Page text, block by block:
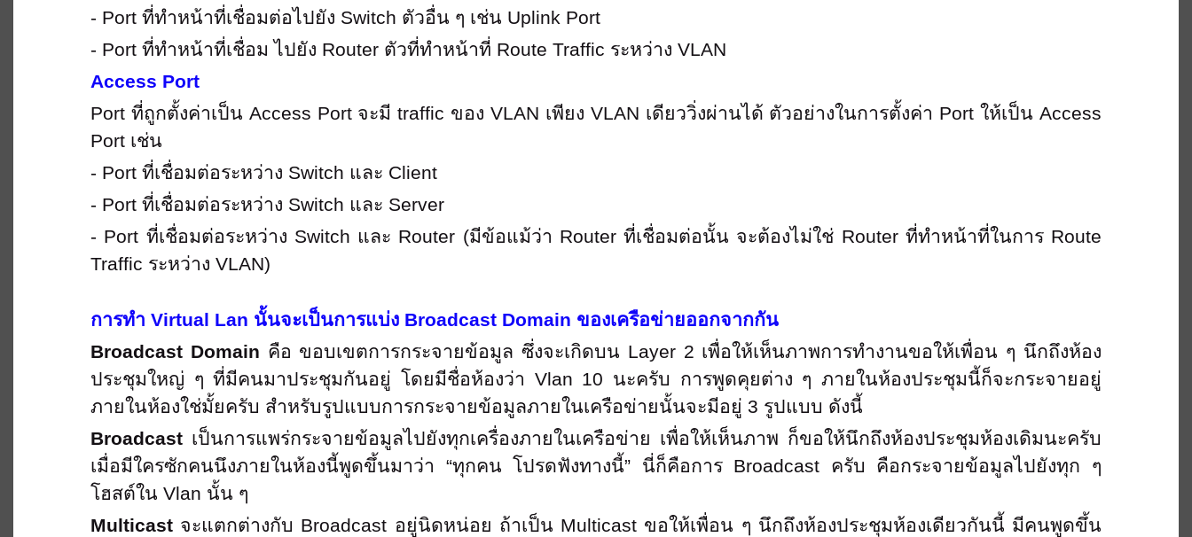
- Port ที่ทําหน้าที่เชื่อมต่อไปยัง Switch ตัวอื่น ๆ เช่น Uplink Port
- Port ที่ทําหน้าที่เชื่อม ไปยัง Router ตัวที่ทําหน้าที่ Route Traffic ระหว่าง VLAN
Access Port
Port ที่ถูกตั้งค่าเป็น Access Port จะมี traffic ของ VLAN เพียง VLAN เดียววิ่งผ่านได้ ตัวอย่างในการตั้งค่า Port ให้เป็น Access
Port เช่น
- Port ที่เชื่อมต่อระหว่าง Switch และ Client
- Port ที่เชื่อมต่อระหว่าง Switch และ Server
- Port ที่เชื่อมต่อระหว่าง Switch และ Router (มีข้อแม้ว่า Router ที่เชื่อมต่อนั้น จะต้องไม่ใช่ Router ที่ทําหน้าที่ในการ Route
Traffic ระหว่าง VLAN)
การทำ Virtual Lan นั้นจะเป็นการแบ่ง Broadcast Domain ของเครือข่ายออกจากกัน
Broadcast Domain คือ ขอบเขตการกระจายข้อมูล ซึ่งจะเกิดบน Layer 2 เพื่อให้เห็นภาพการทำงานขอให้เพื่อน ๆ นึกถึงห้อง
ประชุมใหญ่ ๆ ที่มีคนมาประชุมกันอยู่ โดยมีชื่อห้องว่า Vlan 10 นะครับ การพูดคุยต่าง ๆ ภายในห้องประชุมนี้ก็จะกระจายอยู่
ภายในห้องใช่มั้ยครับ สำหรับรูปแบบการกระจายข้อมูลภายในเครือข่ายนั้นจะมีอยู่ 3 รูปแบบ ดังนี้
Broadcast เป็นการแพร่กระจายข้อมูลไปยังทุกเครื่องภายในเครือข่าย เพื่อให้เห็นภาพ ก็ขอให้นึกถึงห้องประชุมห้องเดิมนะครับ
เมื่อมีใครซักคนนึงภายในห้องนี้พูดขึ้นมาว่า “ทุกคน โปรดฟังทางนี้” นี่ก็คือการ Broadcast ครับ คือกระจายข้อมูลไปยังทุก ๆ
โฮสต์ใน Vlan นั้น ๆ
Multicast จะแตกต่างกับ Broadcast อยู่นิดหน่อย ถ้าเป็น Multicast ขอให้เพื่อน ๆ นึกถึงห้องประชุมห้องเดียวกันนี้ มีคนพูดขึ้น